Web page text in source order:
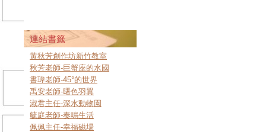
連結書籤
黃秋芳創作坊新竹教室
秋芳老師-巨蟹座的水國
書瑋老師-45°的世界
禹安老師-曙色羽翼
淑君主任-深水動物園
毓庭老師-奏鳴生活
佩佩主任-幸福磁場